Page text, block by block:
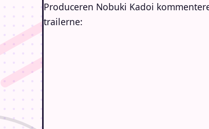
Produceren Nobuki Kadoi
trailerne: